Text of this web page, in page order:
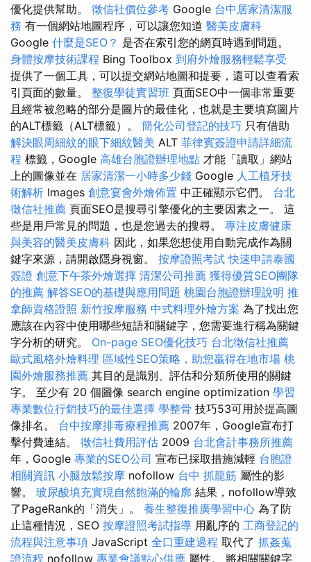
優化提供幫助。 徵信社價位參考 Google 台中居家清潔服
務 有一個網站地圖程序，可以讓您知道 醫美皮膚科
Google 什麼是SEO？ 是否在索引您的網頁時遇到問題。
身體按摩技術課程 Bing Toolbox 到府外燴服務輕鬆享受
提供了一個工具，可以提交網站地圖和提要，還可以查看索
引頁面的數量。 整復學徒實習班 頁面SEO中一個非常重要
且經常被忽略的部分是圖片的最佳化，也就是主要填寫圖片
的ALT標籤（ALT標籤）。 簡化公司登記的技巧 只有借助
解決眼周細紋的眼下細紋醫美 ALT 菲律賓簽證申請詳細流
程 標籤，Google 高雄台胞證辦理地點 才能「讀取」網站
上的圖像並在 居家清潔一小時多少錢 Google 人工植牙技
術解析 Images 創意宴會外燴佈置 中正確顯示它們。 台北
徵信社推薦 頁面SEO是搜尋引擎優化的主要因素之一。 這
些是用戶常見的問題，也是您過去的搜尋。 專注皮膚健康
與美容的醫美皮膚科 因此，如果您想使用自動完成作為關
鍵字來源，請開啟隱身視窗。 按摩證照考試快速申請泰國
簽證 創意下午茶外燴選擇 清潔公司推薦 獲得優質SEO團隊
的推薦 解答SEO的基礎與應用問題 桃園台胞證辦理說明 推
拿師資格證照 新竹按摩服務 中式料理外燴方案 為了找出您
應該在內容中使用哪些短語和關鍵字，您需要進行稱為關鍵
字分析的研究。 On-page SEO優化技巧 台北徵信社推薦
歐式風格外燴料理 區域性SEO策略，助您贏得在地市場 桃
園外燴服務推薦 其目的是識別、評估和分類所使用的關鍵
字。 至少有 20 個圖像 search engine optimization 學習
專業數位行銷技巧的最佳選擇 學整骨 技巧53可用於提高圖
像排名。 台中按摩排毒療程推薦 2007年，Google宣布打
擊付費連結。 徵信社費用評估 2009 台北會計事務所推薦
年，Google 專業的SEO公司 宣布已採取措施減輕 台胞證
相關資訊 小腿放鬆按摩 nofollow 台中 抓龍筋 屬性的影
響。 玻尿酸填充實現自然飽滿的輪廓 結果，nofollow導致
了PageRank的「消失」。 養生整復推廣學習中心 為了防
止這種情況，SEO 按摩證照考試指導 用亂序的 工商登記的
流程與注意事項 JavaScript 全口重建過程 取代了 抓姦蒐
證流程 nofollow 專業會議點心供應 屬性。 將相關關鍵字